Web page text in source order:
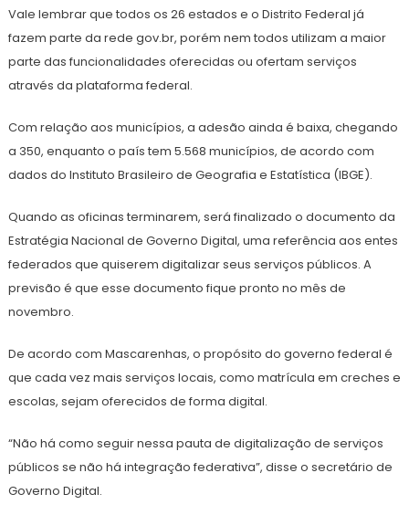
Vale lembrar que todos os 26 estados e o Distrito Federal já
fazem parte da rede gov.br, porém nem todos utilizam a maior
parte das funcionalidades oferecidas ou ofertam serviços
através da plataforma federal.
Com relação aos municípios, a adesão ainda é baixa, chegando
a 350, enquanto o país tem 5.568 municípios, de acordo com
dados do Instituto Brasileiro de Geografia e Estatística (IBGE).
Quando as oficinas terminarem, será finalizado o documento da
Estratégia Nacional de Governo Digital, uma referência aos entes
federados que quiserem digitalizar seus serviços públicos. A
previsão é que esse documento fique pronto no mês de
novembro.
De acordo com Mascarenhas, o propósito do governo federal é
que cada vez mais serviços locais, como matrícula em creches e
escolas, sejam oferecidos de forma digital.
“Não há como seguir nessa pauta de digitalização de serviços
públicos se não há integração federativa”, disse o secretário de
Governo Digital.